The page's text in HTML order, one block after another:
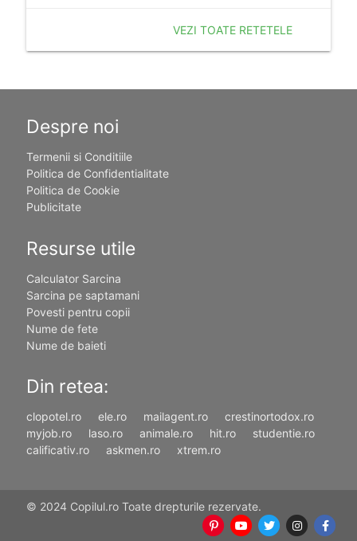
VEZI TOATE RETETELE
Despre noi
Termenii si Conditiile
Politica de Confidentialitate
Politica de Cookie
Publicitate
Resurse utile
Calculator Sarcina
Sarcina pe saptamani
Povesti pentru copii
Nume de fete
Nume de baieti
Din retea:
clopotel.ro ele.ro mailagent.ro
crestinortodox.ro
myjob.ro
laso.ro animale.ro hit.ro
studentie.ro
calificativ.ro
askmen.ro xtrem.ro
© 2024 Copilul.ro Toate drepturile rezervate.